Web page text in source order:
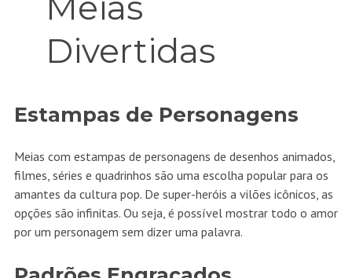
Meias
Divertidas
Estampas de Personagens
Meias com estampas de personagens de desenhos animados,
filmes, séries e quadrinhos são uma escolha popular para os
amantes da cultura pop. De super-heróis a vilões icônicos, as
opções são infinitas. Ou seja, é possível mostrar todo o amor
por um personagem sem dizer uma palavra.